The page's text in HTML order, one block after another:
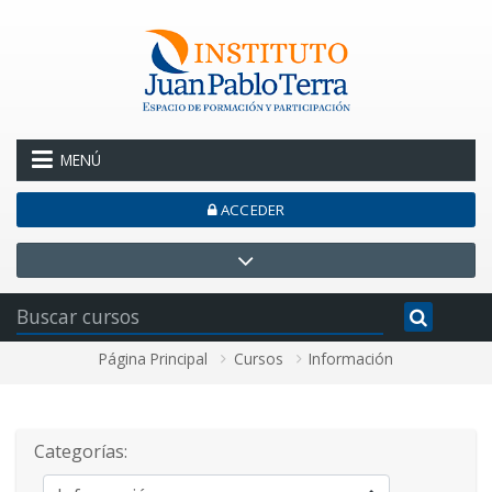
MENÚ
ACCEDER
Página Principal Cursos Información
Categorías: